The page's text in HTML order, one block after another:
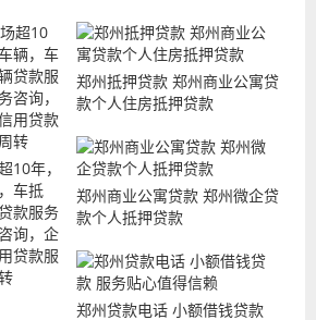
10年，
车抵
款服务
询，企
贷款服
郑州抵押贷款 郑州商业公寓贷
款个人住房抵押贷款
郑州商业公寓贷款 郑州微企贷
款个人抵押贷款
郑州贷款电话 小额借钱贷款